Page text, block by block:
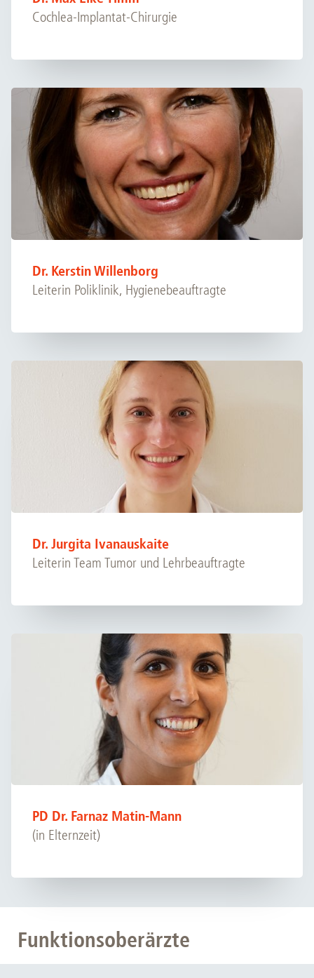
Cochlea-Implantat-Chirurgie
Dr. Kerstin Willenborg
Leiterin Poliklinik, Hygienebeauftragte
Dr. Jurgita Ivanauskaite
Leiterin Team Tumor und Lehrbeauftragte
PD Dr. Farnaz Matin-Mann
(in Elternzeit)
Funktionsoberärzte